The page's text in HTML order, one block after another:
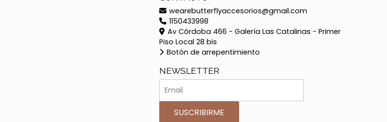
wearebutterflyaccesorios@gmail.com
1150433998
Av Córdoba 466 - Galería Las Catalinas - Primer
Piso Local 28 bis
Botón de arrepentimiento
NEWSLETTER
SUSCRIBIRME